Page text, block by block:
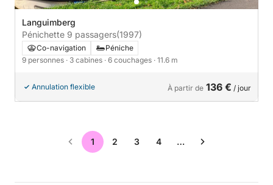
Languimberg
Pénichette 9 passagers(1997)
Co-navigation
Péniche
9 personnes · 3 cabines · 6 couchages · 11.6 m
Annulation flexible À partir de 136 € / jour
1 2 3 4 …